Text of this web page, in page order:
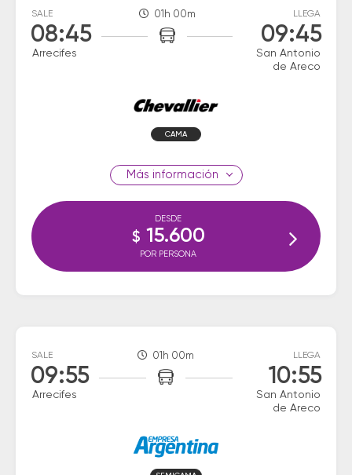
SALE
08:45
Arrecifes
01h 00m LLEGA
09:45
San Antonio
de Areco
CAMA
información
DESDE
$ 15.600
POR PERSONA
SALE
09:55
Arrecifes
01h 00m LLEGA
10:55
San Antonio
de Areco